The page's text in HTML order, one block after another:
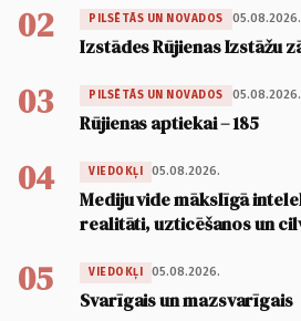
02 PILSĒTĀS UN NOVADOS 05.08.2026.
Izstādes Rūjienas Izstāžu
03 PILSĒTĀS UN NOVADOS 05.08.2026.
Rūjienas aptiekai – 185
04 VIEDOKĻI 05.08.2026.
Mediju vide mākslīgā
realitāti, uzticēšanos un
05 VIEDOKĻI 05.08.2026.
Svarīgais un mazsvarīgais